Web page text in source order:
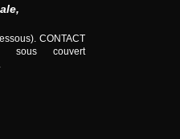
CONTACT
sous couvert